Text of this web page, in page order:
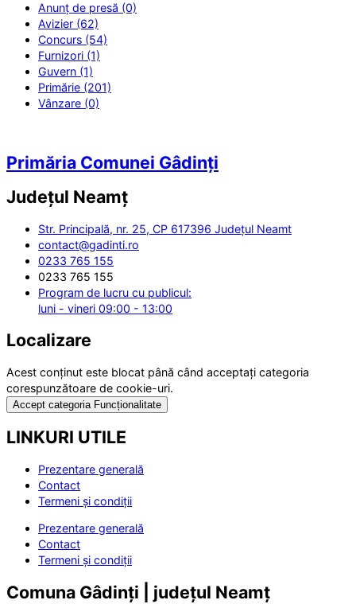
Anunț de presă (0)
Avizier (62)
Concurs (54)
Furnizori (1)
Guvern (1)
Primărie (201)
Vânzare (0)
Primăria Comunei Gâdinți
Județul Neamț
Str. Principală, nr. 25, CP 617396 Județul Neamt
contact@gadinti.ro
0233 765 155
0233 765 155
Program de lucru cu publicul:
luni - vineri 09:00 - 13:00
Localizare
Acest conținut este blocat până când acceptați categoria
corespunzătoare de cookie-uri.
Accept categoria Funcționalitate
LINKURI UTILE
Prezentare generală
Contact
Termeni și condiții
Prezentare generală
Contact
Termeni și condiții
Comuna Gâdinți | județul Neamț